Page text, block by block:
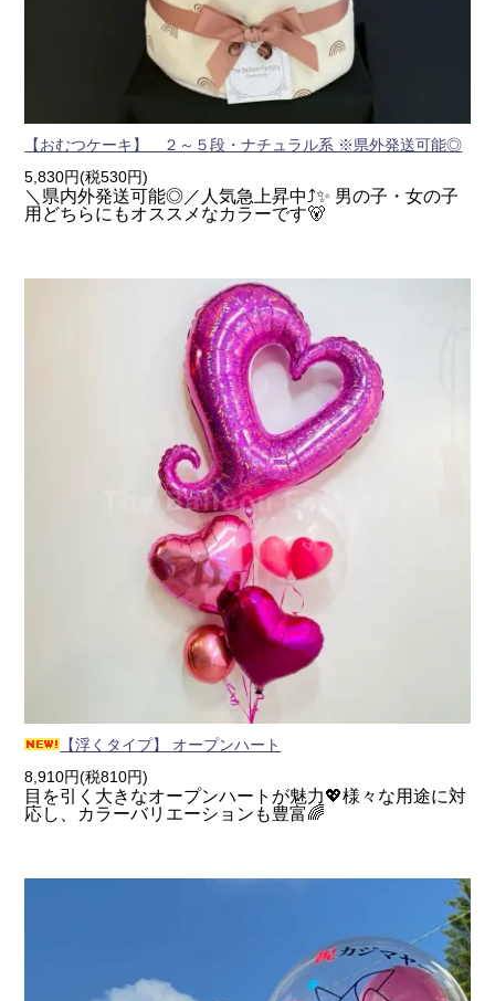
【おむつケーキ】 ２～５段・ナチュラル系 ※県外発送可能◎
5,830円(税530円)
＼県内外発送可能◎／人気急上昇中⤴✨ 男の子・女の子
用どちらにもオススメなカラーです🐻
【浮くタイプ】 オープンハート
8,910円(税810円)
目を引く大きなオープンハートが魅力💖様々な用途に対
応し、カラーバリエーションも豊富🌈